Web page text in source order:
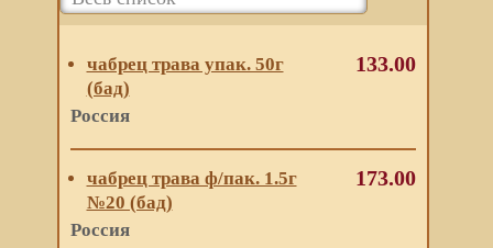
чабрец трава упак. 50г
(бад)
Россия
133.00
чабрец трава ф/пак. 1.5г
№20 (бад)
Россия
173.00